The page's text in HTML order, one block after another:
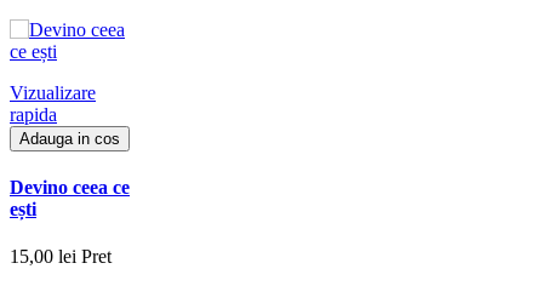
Vizualizare
rapida
Adauga in cos
Devino ceea ce
ești
15,00 lei Pret